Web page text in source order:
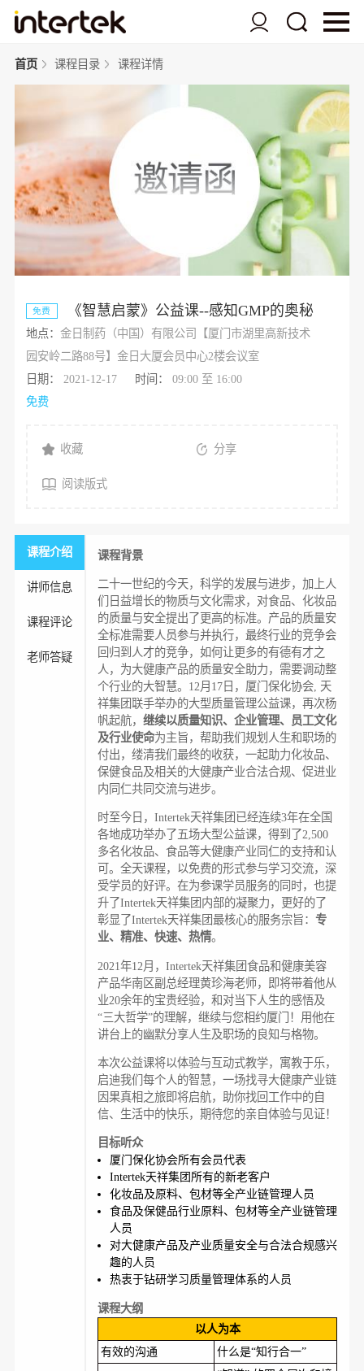
首页 课程目录 课程详情
免费 《智慧启蒙》公益课--感知GMP的奥秘
地点：金日制药（中国）有限公司【厦门市湖里高新技术
园安岭二路88号】金日大厦会员中心2楼会议室
日期：
2021-12-17 时间：
09:00 至 16:00
免费
收藏 分享
阅读版式
课程介绍
讲师信息
课程评论
老师答疑
课程背景
二十一世纪的今天，科学的发展与进步，加上人
们日益增长的物质与文化需求，对食品、化妆品
的质量与安全提出了更高的标准。产品的质量安
全标准需要人员参与并执行，最终行业的竞争会
回归到人才的竞争，如何让更多的有德有才之
人，为大健康产品的质量安全助力，需要调动整
个行业的大智慧。12月17日，厦门保化协会, 天
祥集团联手举办的大型质量管理公益课，再次杨
帆起航，继续以质量知识、企业管理、员工文化
及行业使命为主旨，帮助我们规划人生和职场的
付出，缕清我们最终的收获，一起助力化妆品、
保健食品及相关的大健康产业合法合规、促进业
内同仁共同交流与进步。
时至今日，Intertek天祥集团已经连续3年在全国
各地成功举办了五场大型公益课，得到了2,500
多名化妆品、食品等大健康产业同仁的支持和认
可。全天课程，以免费的形式参与学习交流，深
受学员的好评。在为参课学员服务的同时，也提
升了Intertek天祥集团内部的凝聚力，更好的了
彰显了Intertek天祥集团最核心的服务宗旨：专
业、精准、快速、热情。
2021年12月，Intertek天祥集团食品和健康美容
产品华南区副总经理黄珍海老师，即将带着他从
业20余年的宝贵经验，和对当下人生的感悟及
“三大哲学”的理解，继续与您相约厦门！用他在
讲台上的幽默分享人生及职场的良知与格物。
本次公益课将以体验与互动式教学，寓教于乐，
启迪我们每个人的智慧，一场找寻大健康产业链
因果真相之旅即将启航，助你找回工作中的自
信、生活中的快乐，期待您的亲自体验与见证！
目标听众
厦门保化协会所有会员代表
Intertek天祥集团所有的新老客户
化妆品及原料、包材等全产业链管理人员
食品及保健品行业原料、包材等全产业链管理
人员
对大健康产品及产业质量安全与合法合规感兴
趣的人员
热衷于钻研学习质量管理体系的人员
课程大纲
以人为本
有效的沟通
什么是“知行合一”